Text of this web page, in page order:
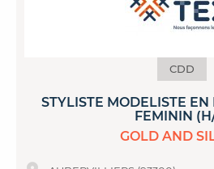
CDD
STYLISTE MODELISTE EN
FEMININ
GOLD AND